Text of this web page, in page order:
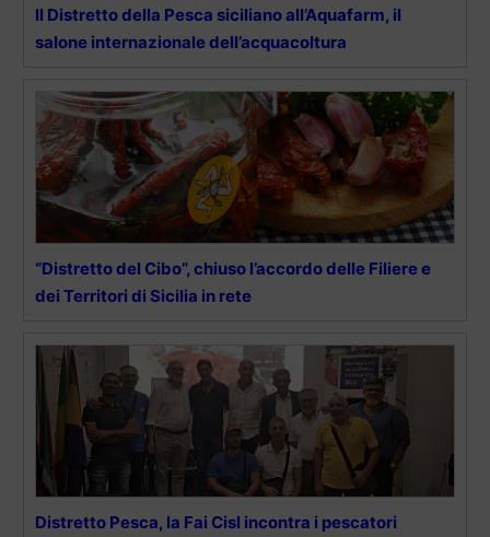
Il Distretto della Pesca siciliano all’Aquafarm, il
salone internazionale dell’acquacoltura
“Distretto del Cibo”, chiuso l’accordo delle Filiere e
dei Territori di Sicilia in rete
Distretto Pesca, la Fai Cisl incontra i pescatori